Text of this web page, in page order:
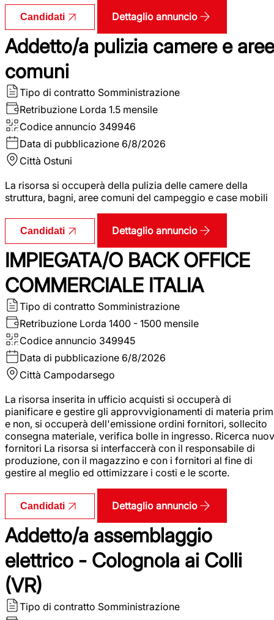
Candidati Dettaglio annuncio
Addetto/a pulizia camere e aree
comuni
Tipo di contratto Somministrazione
Retribuzione Lorda 1.5 mensile
Codice annuncio 349946
Data di pubblicazione 6/8/2026
Città Ostuni
La risorsa si occuperà della pulizia delle camere della
struttura, bagni, aree comuni del campeggio e case mobili
Candidati Dettaglio annuncio
IMPIEGATA/O BACK OFFICE
COMMERCIALE ITALIA
Tipo di contratto Somministrazione
Retribuzione Lorda 1400 - 1500 mensile
Codice annuncio 349945
Data di pubblicazione 6/8/2026
Città Campodarsego
La risorsa inserita in ufficio acquisti si occuperà di
pianificare e gestire gli approvvigionamenti di materia
e non, si occuperà dell'emissione ordini fornitori, sollecito
consegna materiale, verifica bolle in ingresso. Ricerca
fornitori La risorsa si interfaccerà con il responsabile di
produzione, con il magazzino e con i fornitori al fine di
gestire al meglio ed ottimizzare i costi e le scorte.
Candidati Dettaglio annuncio
Addetto/a assemblaggio
elettrico - Colognola ai Colli
(VR)
Tipo di contratto Somministrazione